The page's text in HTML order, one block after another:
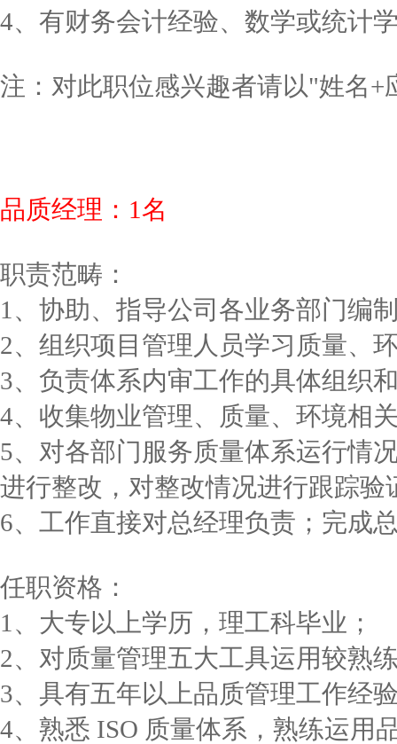
4、有财务会计经验、数学或统计
注：对此职位感兴趣者请以"姓名+
品质经理：1名
职责范畴：
1、协助、指导公司各业务部门编
2、组织项目管理人员学习质量、
3、负责体系内审工作的具体组织
4、收集物业管理、质量、环境相
5、对各部门服务质量体系运行情
进行整改，对整改情况进行跟踪验
6、工作直接对总经理负责；完成
任职资格：
1、大专以上学历，理工科毕业；
2、对质量管理五大工具运用较熟
3、具有五年以上品质管理工作经
4、熟悉 ISO 质量体系，熟练运用